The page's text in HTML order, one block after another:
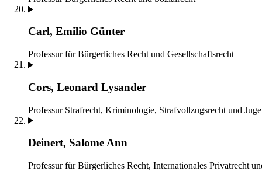
Carl, Emilio Günter
Professur für Bürgerliches Recht und Gesellschaftsrecht
Cors, Leonard Lysander
Professur Strafrecht, Kriminologie, Strafvollzugsrecht und
Deinert, Salome Ann
Professur für Bürgerliches Recht, Internationales Privatrecht